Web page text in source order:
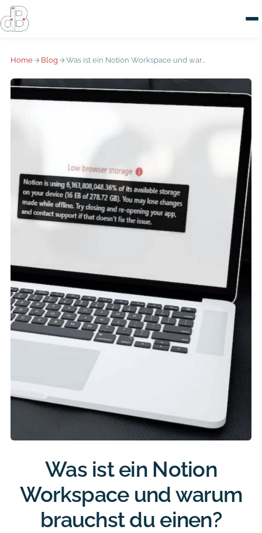
Home Blog Was ist ein Notion Workspace und warum brauchst du einen?
Was ist ein Notion
Workspace und warum
brauchst du einen?